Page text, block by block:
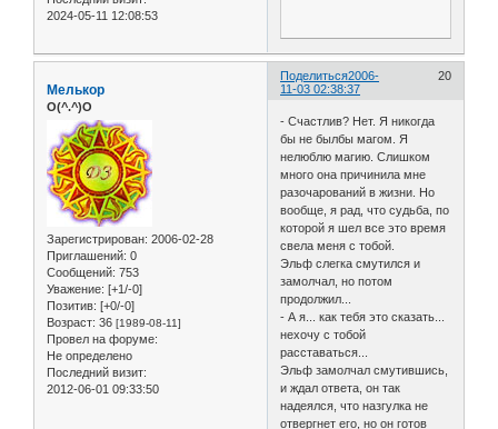
2024-05-11 12:08:53
Поделиться 20
2006-
11-03 02:38:37
Мелькор
O(^.^)O
Зарегистрирован: 2006-02-28
Приглашений: 0
Сообщений: 753
Уважение: [+1/-0]
Позитив: [+0/-0]
Возраст: 36 [1989-08-11]
Провел на форуме:
Не определено
Последний визит:
2012-06-01 09:33:50
- Счастлив? Нет. Я никогда
бы не былбы магом. Я
нелюблю магию. Слишком
много она причинила мне
разочарований в жизни. Но
вообще, я рад, что судьба, по
которой я шел все это время
свела меня с тобой.
Эльф слегка смутился и
замолчал, но потом
продолжил...
- А я... как тебя это сказать...
нехочу с тобой
расставаться...
Эльф замолчал смутившись,
и ждал ответа, он так
надеялся, что назгулка не
отвергнет его, но он готов